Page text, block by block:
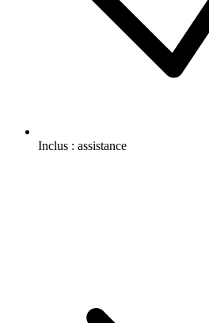
Inclus : assistance